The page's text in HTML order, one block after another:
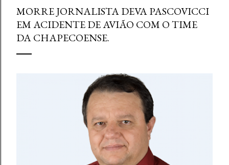
MORRE JORNALISTA DEVA PASCOVICCI
EM ACIDENTE DE AVIÃO COM O TIME
DA CHAPECOENSE.